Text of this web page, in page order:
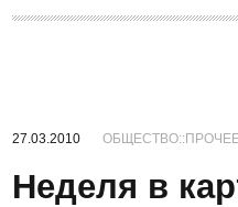
27.03.2010
Неделя в